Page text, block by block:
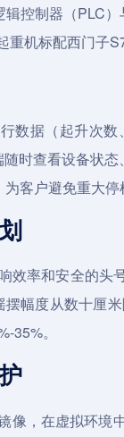
控制器（PLC）
机标配西门子
数据（起升次
时查看设备状
客户避免重大停
效率和安全的
幅度从数十厘
35%。
像，在虚拟环